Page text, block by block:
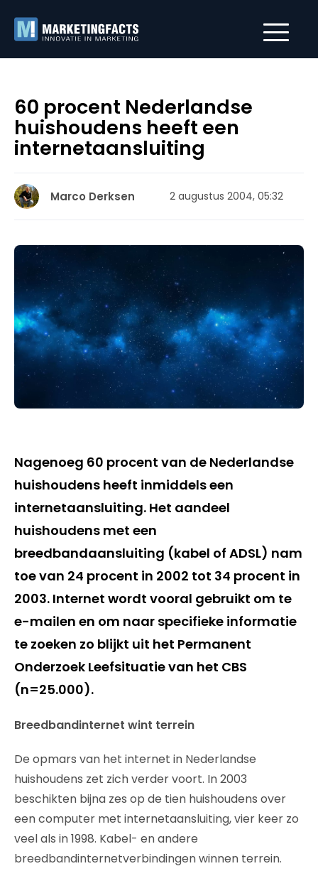
60 procent Nederlandse
huishoudens heeft een
internetaansluiting
Marco Derksen 2 augustus 2004, 05:32
Nagenoeg 60 procent van de Nederlandse
huishoudens heeft inmiddels een
internetaansluiting. Het aandeel
huishoudens met een
breedbandaansluiting (kabel of ADSL) nam
toe van 24 procent in 2002 tot 34 procent in
2003. Internet wordt vooral gebruikt om te
e-mailen en om naar specifieke informatie
te zoeken zo blijkt uit het Permanent
Onderzoek Leefsituatie van het CBS
(n=25.000).
Breedbandinternet wint terrein
De opmars van het internet in Nederlandse
huishoudens zet zich verder voort. In 2003
beschikten bijna zes op de tien huishoudens over
een computer met internetaansluiting, vier keer zo
veel als in 1998. Kabel- en andere
breedbandinternetverbindingen winnen terrein.